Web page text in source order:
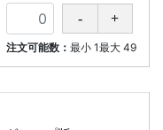
注文可能数： 最小 1最大 49